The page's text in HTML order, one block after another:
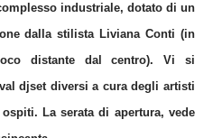
industriale, dotato di un
dalla stilista Liviana Conti (in
distante dal centro). Vi si
djset diversi a cura degli artisti
La serata di apertura, vede